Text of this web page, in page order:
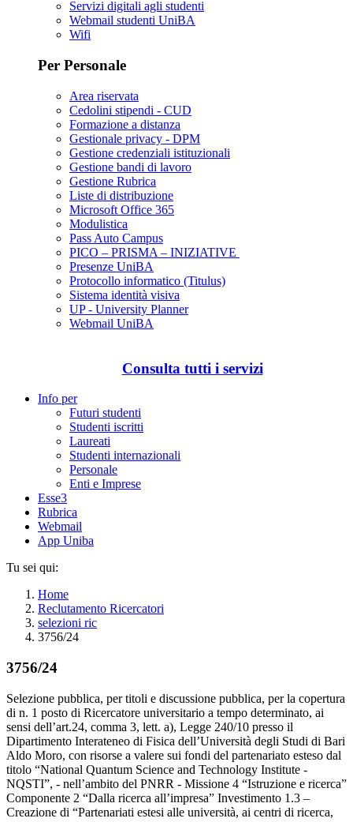
Servizi digitali agli studenti
Webmail studenti UniBA
Wifi
Per Personale
Area riservata
Cedolini stipendi - CUD
Formazione a distanza
Gestionale privacy - DPM
Gestione credenziali istituzionali
Gestione bandi di lavoro
Gestione Rubrica
Liste di distribuzione
Microsoft Office 365
Modulistica
Pass Auto Campus
PICO – PRISMA – INIZIATIVE
Presenze UniBA
Protocollo informatico (Titulus)
Sistema identità visiva
UP - University Planner
Webmail UniBA
Consulta tutti i servizi
Info per
Futuri studenti
Studenti iscritti
Laureati
Studenti internazionali
Personale
Enti e Imprese
Esse3
Rubrica
Webmail
App Uniba
Tu sei qui:
Home
Reclutamento Ricercatori
selezioni ric
3756/24
3756/24
Selezione pubblica, per titoli e discussione pubblica, per la copertura
di n. 1 posto di Ricercatore universitario a tempo determinato, ai
sensi dell’art.24, comma 3, lett. a), Legge 240/10 presso il
Dipartimento Interateneo di Fisica dell’Università degli Studi di Bari
Aldo Moro, con risorse a valere sui fondi del partenariato esteso dal
titolo “National Quantum Science and Technology Institute -
NQSTI”, - nell’ambito del PNRR - Missione 4 “Istruzione e ricerca”
Componente 2 “Dalla ricerca all’impresa” Investimento 1.3 –
Creazione di “Partenariati estesi alle università, ai centri di ricerca,